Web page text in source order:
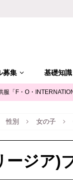
募集 基礎知識
服「F・O・
ニアブランド「ALGY(
館「YOUSmile（ユース
性別 女の子
ジア)